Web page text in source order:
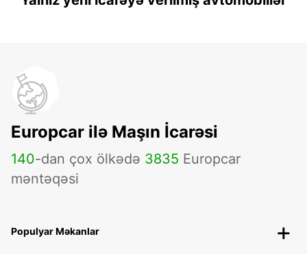
Europcar ilə Maşın İcarəsi
140-dan çox ölkədə 3835 Europcar
məntəqəsi
Populyar Məkanlar